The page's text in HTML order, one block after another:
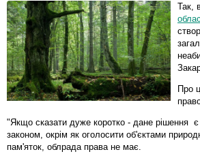
Так,
Про
"Якщо сказати дуже коротко - дане рішення є
законом, окрім як оголосити об'єктами
пам'яток, облрада права не має.